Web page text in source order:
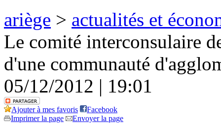
ariège > actualités et
Le comité interconsulaire
d'une communauté
05/12/2012 | 19:01
Ajouter à mes favoris
Facebook
Imprimer la page
Envoyer la page